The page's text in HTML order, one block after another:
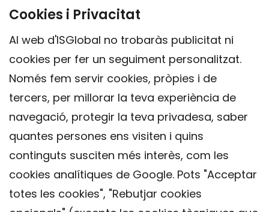
Cookies i Privacitat
Al web d'ISGlobal no trobaràs publicitat ni
cookies per fer un seguiment personalitzat.
Només fem servir cookies, pròpies i de
tercers, per millorar la teva experiència de
navegació, protegir la teva privadesa, saber
quantes persones ens visiten i quins
continguts susciten més interès, com les
cookies analítiques de Google. Pots "Acceptar
totes les cookies", "Rebutjar cookies